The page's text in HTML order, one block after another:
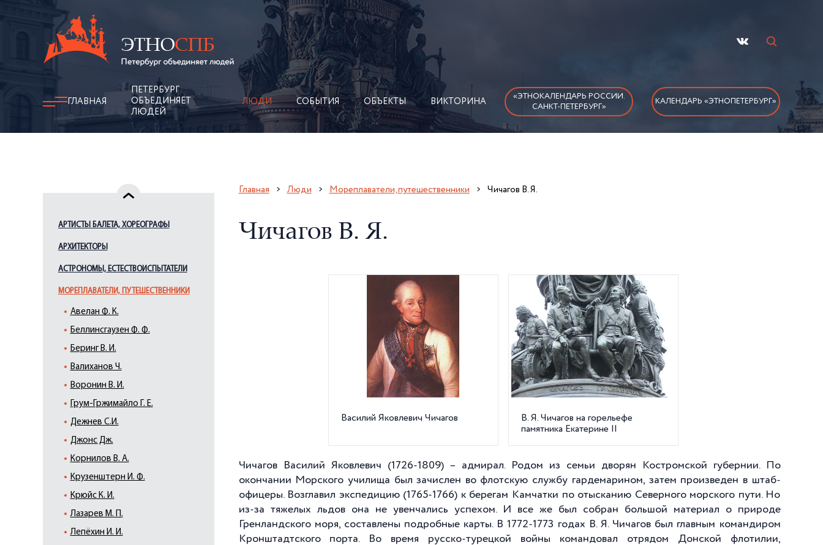
ГЛАВНАЯ
ПЕТЕРБУРГ
ОБЪЕДИНЯЕТ
ЛЮДЕЙ
ЛЮДИ СОБЫТИЯ ОБЪЕКТЫ ВИКТОРИНА
«ЭТНОКАЛЕНДАРЬ РОССИИ.
САНКТ-ПЕТЕРБУРГ»
КАЛЕНДАРЬ «ЭТНОПЕТЕРБУРГ»
АРТИСТЫ БАЛЕТА, ХОРЕОГРАФЫ
АРХИТЕКТОРЫ
АСТРОНОМЫ, ЕСТЕСТВОИСПЫТАТЕЛИ
МОРЕПЛАВАТЕЛИ, ПУТЕШЕСТВЕННИКИ
Авелан Ф. К.
Беллинсгаузен Ф. Ф.
Беринг В. И.
Валиханов Ч.
Воронин В. И.
Грум-Гржимайло Г. Е.
Дежнев С.И.
Джонс Дж.
Кoрнилoв В. A.
Крузенштерн И. Ф.
Крюйс К. И.
Лазарев М. П.
Лепёхин И. И.
Главная Люди Мореплаватели, путешественники Чичагов В. Я.
Чичагов В. Я.
Василий Яковлевич Чичагов
В. Я. Чичагов на горельефе
памятника Екатерине II
Чичагов Василий Яковлевич (1726-1809) – адмирал. Родом из семьи дворян Костромской губернии. По
окончании Морского училища был зачислен во флотскую службу гардемарином, затем произведен в штаб-
офицеры. Возглавил экспедицию (1765-1766) к берегам Камчатки по отысканию Северного морского пути. Но
из-за тяжелых льдов она не увенчались успехом. И все же был собран большой материал о природе
Гренландского моря, составлены подробные карты. В 1772-1773 годах В. Я. Чичагов был главным командиром
Кронштадтского порта. Во время русско-турецкой войны командовал отрядом Донской флотилии,